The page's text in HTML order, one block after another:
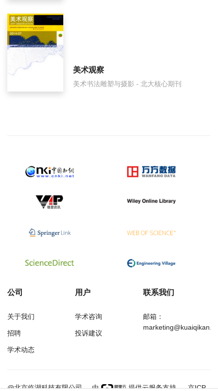
美术观察
美术书法雕塑与摄影 - 北大核心期刊
公司
关于我们
招聘
学术动态
用户
学术咨询
投诉建议
联系我们
邮箱：
@北京临湖科技有限公司 由 提供云服务支持 京ICP